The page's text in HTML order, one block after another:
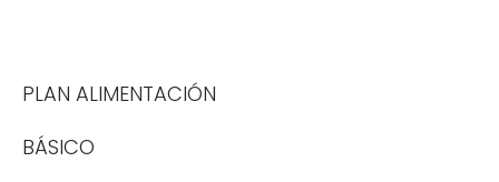
PLAN ALIMENTACIÓN
BÁSICO